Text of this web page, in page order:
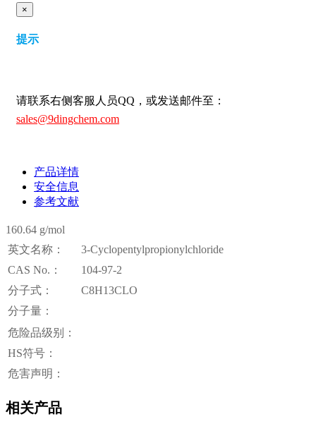
×
提示
请联系右侧客服人员QQ，或发送邮件至：
sales@9dingchem.com
产品详情
安全信息
参考文献
160.64 g/mol
英文名称：
3-Cyclopentylpropionylchloride
CAS No.：
104-97-2
分子式：
C8H13CLO
分子量：
危险品级别：
HS符号：
危害声明：
相关产品